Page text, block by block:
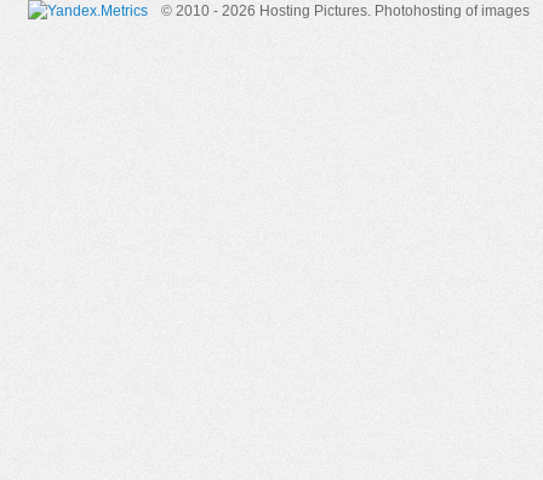
© 2010 - 2026 Hosting Pictures. Photohosting of images